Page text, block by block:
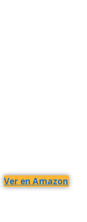
Ver en Amazon